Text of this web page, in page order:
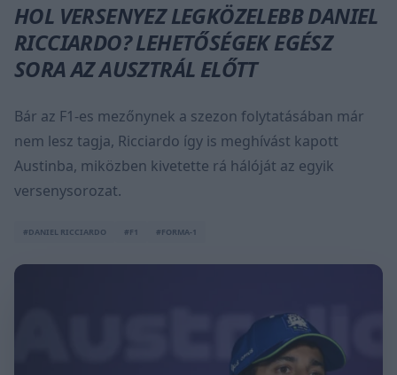
HOL VERSENYEZ LEGKÖZELEBB DANIEL
RICCIARDO? LEHETŐSÉGEK EGÉSZ
SORA AZ AUSZTRÁL ELŐTT
Bár az F1-es mezőnynek a szezon folytatásában már
nem lesz tagja, Ricciardo így is meghívást kapott
Austinba, miközben kivetette rá hálóját az egyik
versenysorozat.
#DANIEL RICCIARDO #F1 #FORMA-1